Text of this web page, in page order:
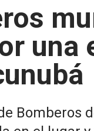
una
Bomberos